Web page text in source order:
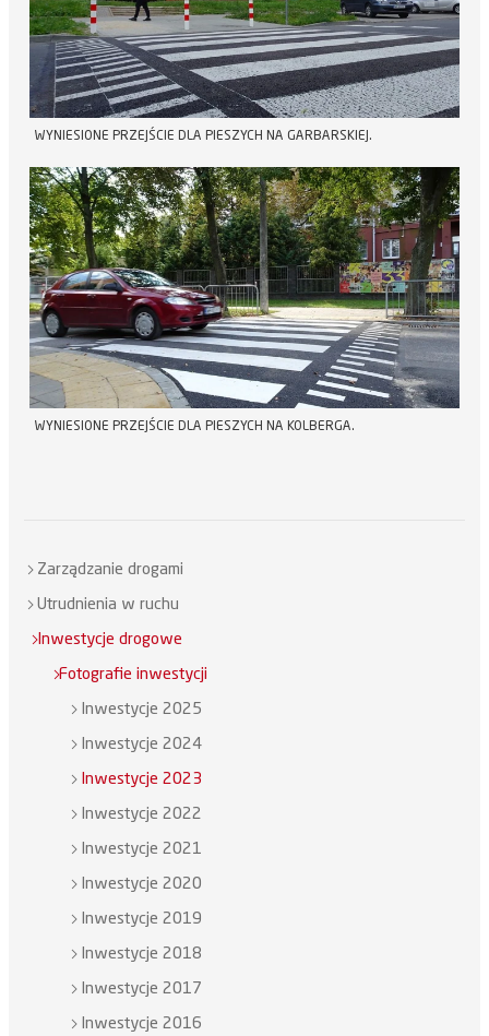
WYNIESIONE PRZEJŚCIE DLA PIESZYCH NA GARBARSKIEJ.
WYNIESIONE PRZEJŚCIE DLA PIESZYCH NA KOLBERGA.
Zarządzanie drogami
Utrudnienia w ruchu
Inwestycje drogowe
Fotografie inwestycji
Inwestycje 2025
Inwestycje 2024
Inwestycje 2023
Inwestycje 2022
Inwestycje 2021
Inwestycje 2020
Inwestycje 2019
Inwestycje 2018
Inwestycje 2017
Inwestycje 2016